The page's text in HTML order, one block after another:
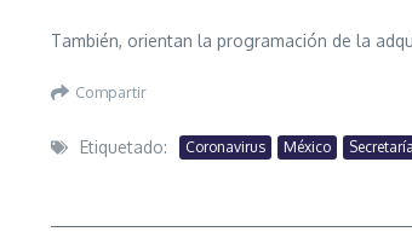
También, orientan la programación de la
Compartir
Etiquetado: Coronavirus México